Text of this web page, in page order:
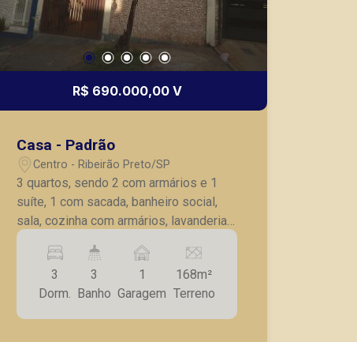
R$ 690.000,00 V
Casa - Padrão
Centro - Ribeirão Preto/SP
3 quartos, sendo 2 com armários e 1
suíte, 1 com sacada, banheiro social,
sala, cozinha com armários, lavanderia,
quintal, dependência de serviço, 1 vaga
de garagem.
3
Dorm.
3
Banho
1
Garagem
168m²
Terreno